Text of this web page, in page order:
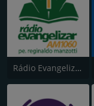
Rádio Evangelizar 1060 AM